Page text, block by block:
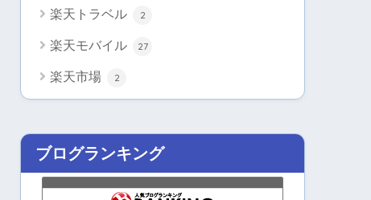
楽天トラベル 2
楽天モバイル 27
楽天市場 2
ブログランキング